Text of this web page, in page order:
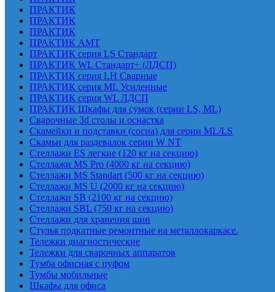
ПРАКТИК
ПРАКТИК
ПРАКТИК
ПРАКТИК AMT
ПРАКТИК cерия LS Стандарт
ПРАКТИК WL Стандарт+ (ЛДСП)
ПРАКТИК серия LH Сварные
ПРАКТИК серия ML Усиленные
ПРАКТИК серия WL ЛДСП
ПРАКТИК Шкафы для сумок (серии LS, ML)
Сварочные 3d столы и оснастка
Скамейки и подставки (сосна) для серии ML/LS
Скамьи для раздевалок серии W NT
Стеллажи ES легкие (120 кг на секцию)
Стеллажи MS Pro (4000 кг на секцию)
Стеллажи MS Standart (500 кг на секцию)
Стеллажи MS U (2000 кг на секцию)
Стеллажи SB (2100 кг на секцию)
Стеллажи SBL (750 кг на секцию)
Стеллажи для хранения шин
Стулья подкатные ремонтные на металлокаркасе.
Тележки диагностические
Тележки для сварочных аппаратов
Тумба офисная с пуфом
Тумбы мобильные
Шкафы для офиса